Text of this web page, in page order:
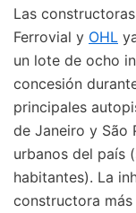
Las
Ferrovial y OHL
un lote de ocho
concesión
principales
de Janeiro y São
urbanos del país
habitantes). La
constructora